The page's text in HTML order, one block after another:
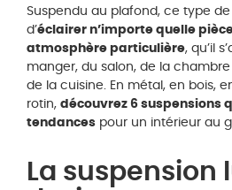
Suspendu au plafond, ce type
d’éclairer n’importe quelle
atmosphère particulière, qu’il
manger, du salon, de la
de la cuisine. En métal, en bois,
rotin, découvrez 6 suspensions
tendances pour un intérieur au
La suspension